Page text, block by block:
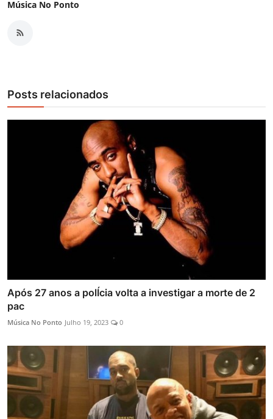
Música No Ponto
Posts relacionados
Após 27 anos a polÍcia volta a investigar a morte de 2
pac
Música No Ponto Julho 19, 2023 0